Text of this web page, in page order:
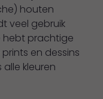
Naar
nl
houten
veel gebruik
hebt prachtige
en dessins
kleuren